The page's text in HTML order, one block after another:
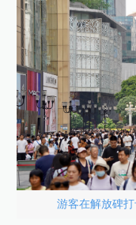
游客在解放碑